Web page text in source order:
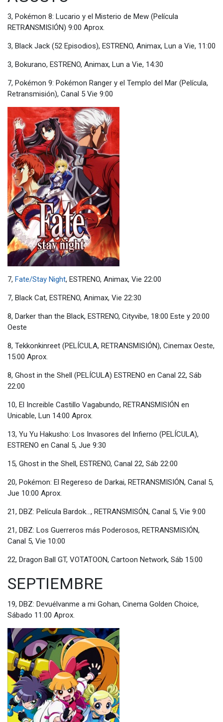
3, Pokémon 8: Lucario y el Misterio de Mew (Película
RETRANSMISIÓN) 9:00 Aprox.
3, Black Jack (52 Episodios), ESTRENO, Animax, Lun a Vie, 11:00
3, Bokurano, ESTRENO, Animax, Lun a Vie, 14:30
7, Pokémon 9: Pokémon Ranger y el Templo del Mar (Película,
Retransmisión), Canal 5 Vie 9:00
7, Fate/Stay Night, ESTRENO, Animax, Vie 22:00
7, Black Cat, ESTRENO, Animax, Vie 22:30
8, Darker than the Black, ESTRENO, Cityvibe, 18:00 Este y 20:00
Oeste
8, Tekkonkinreet (PELÍCULA, RETRANSMISIÓN), Cinemax Oeste,
15:00 Aprox.
8, Ghost in the Shell (PELÍCULA) ESTRENO en Canal 22, Sáb
22:00
10, El Increible Castillo Vagabundo, RETRANSMISIÓN en
Unicable, Lun 14:00 Aprox.
13, Yu Yu Hakusho: Los Invasores del Infierno (PELÍCULA),
ESTRENO en Canal 5, Jue 9:30
15, Ghost in the Shell, ESTRENO, Canal 22, Sáb 22:00
20, Pokémon: El Regereso de Darkai, RETRANSMISIÓN, Canal 5,
Jue 10:00 Aprox.
21, DBZ: Película Bardok..., RETRANSMISÓN, Canal 5, Vie 9:00
21, DBZ: Los Guerreros más Poderosos, RETRANSMISIÓN,
Canal 5, Vie 10:00
22, Dragon Ball GT, VOTATOON, Cartoon Network, Sáb 15:00
SEPTIEMBRE
19, DBZ: Devuélvanme a mi Gohan, Cinema Golden Choice,
Sábado 11:00 Aprox.